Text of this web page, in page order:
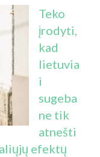
Teko
įrodyti,
kad
lietuvia
i
sugeba
ne tik
atnešti
efektų